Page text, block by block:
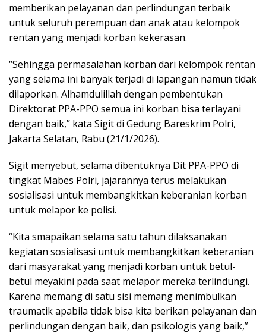
memberikan pelayanan dan perlindungan terbaik
untuk seluruh perempuan dan anak atau kelompok
rentan yang menjadi korban kekerasan.
“Sehingga permasalahan korban dari kelompok rentan
yang selama ini banyak terjadi di lapangan namun tidak
dilaporkan. Alhamdulillah dengan pembentukan
Direktorat PPA-PPO semua ini korban bisa terlayani
dengan baik,” kata Sigit di Gedung Bareskrim Polri,
Jakarta Selatan, Rabu (21/1/2026).
Sigit menyebut, selama dibentuknya Dit PPA-PPO di
tingkat Mabes Polri, jajarannya terus melakukan
sosialisasi untuk membangkitkan keberanian korban
untuk melapor ke polisi.
“Kita smapaikan selama satu tahun dilaksanakan
kegiatan sosialisasi untuk membangkitkan keberanian
dari masyarakat yang menjadi korban untuk betul-
betul meyakini pada saat melapor mereka terlindungi.
Karena memang di satu sisi memang menimbulkan
traumatik apabila tidak bisa kita berikan pelayanan dan
perlindungan dengan baik, dan psikologis yang baik,”